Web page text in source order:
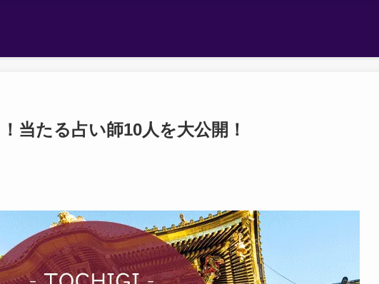
当たる占い師10人を大公開！